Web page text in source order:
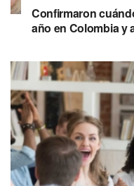
Confirmaron
año en Colombia y